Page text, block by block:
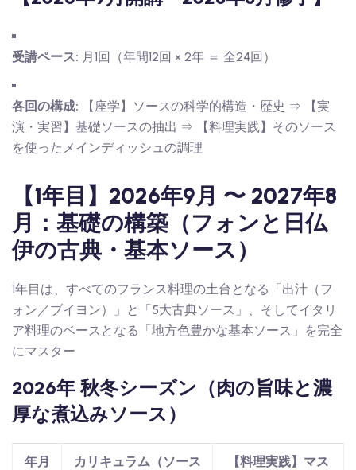
受講ペース: 月1回（年間12回 × 2年 ＝ 全24回）
各回の構成: 【座学】ソースの科学的構造・歴史 ⇒ 【実
演・実習】基礎ソースの抽出 ⇒ 【料理実践】そのソース
を使ったメインディッシュの調理
【1年目】2026年9月 〜 2027年8
月：基礎の構築（フォンと日仏
伊の古典・基本ソース）
1年目は、すべてのフランス料理の土台となる「出汁（フ
ォン／ブイヨン）」と「5大古典ソース」、そしてイタリ
ア料理のベースとなる「地方色豊かな基本ソース」を完全
にマスター
2026年 秋冬シーズン（肉の旨味と濃
厚な煮込みソース）
年月
カリキュラム（ソース
【料理実践】マス